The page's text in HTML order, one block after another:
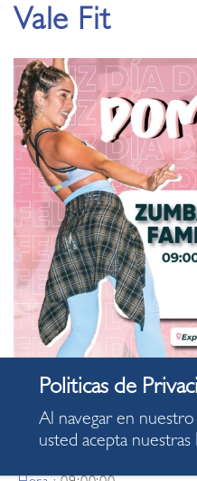
Vale Fit
Al navegar en
usted acepta nuestras